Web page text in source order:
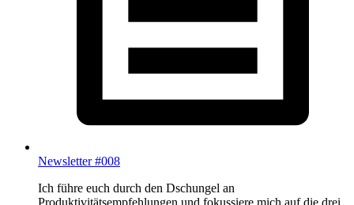
Newsletter #008
Ich führe euch durch den Dschungel an
Produktivitätsempfehlungen und fokussiere mich auf die drei